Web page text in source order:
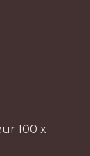
100 x